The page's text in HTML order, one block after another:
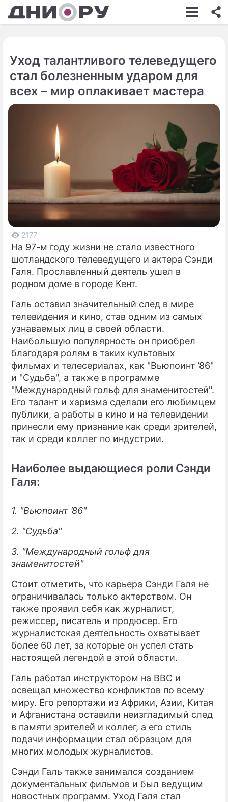
ШОУ-БИЗНЕС
КИНО
НЕДВИЖИМОСТЬ
ЗДОРОВЬЕ
ЭКОНОМИКА
ПРОИСШЕСТВИЯ
СОННИК
СТИЛЬ ЖИЗНИ
СЕРИАЛЫ
ИГРЫ
ПРЕСС-РЕЛИЗЫ
О ПРОЕКТЕ
Уход талантливого телеведущего
стал болезненным ударом для
всех – мир оплакивает мастера
2177
На 97-м году жизни не стало известного
шотландского телеведущего и актера Сэнди
Галя. Прославленный деятель ушел в
родном доме в городе Кент.
Галь оставил значительный след в мире
телевидения и кино, став одним из самых
узнаваемых лиц в своей области.
Наибольшую популярность он приобрел
благодаря ролям в таких культовых
фильмах и телесериалах, как "Вьюпоинт ’86"
и "Судьба", а также в программе
"Международный гольф для знаменитостей".
Его талант и харизма сделали его любимцем
публики, а работы в кино и на телевидении
принесли ему признание как среди зрителей,
так и среди коллег по индустрии.
Наиболее выдающиеся роли Сэнди
Галя:
1. "Вьюпоинт ’86"
2. "Судьба"
3. "Международный гольф для
знаменитостей"
Стоит отметить, что карьера Сэнди Галя не
ограничивалась только актерством. Он
также проявил себя как журналист,
режиссер, писатель и продюсер. Его
журналистская деятельность охватывает
более 60 лет, за которые он успел стать
настоящей легендой в этой области.
Галь работал инструктором на BBC и
освещал множество конфликтов по всему
миру. Его репортажи из Африки, Азии, Китая
и Афганистана оставили неизгладимый след
в памяти зрителей и коллег, а его стиль
подачи информации стал образцом для
многих молодых журналистов.
Сэнди Галь также занимался созданием
документальных фильмов и был ведущим
новостных программ. Уход Галя стал